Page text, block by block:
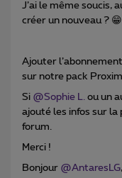
J’ai le même soucis,
créer un nouveau ? 😁
Ajouter
sur notre pack
Si ​ @Sophie L. ou un
ajouté les infos sur
forum.
Merci !
Bonjour ​ @AntaresLG,